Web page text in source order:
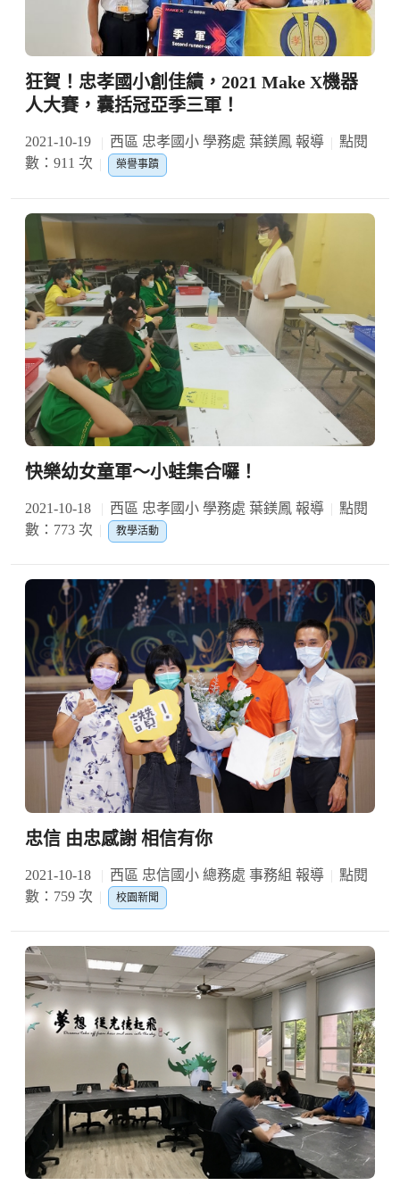
狂賀！忠孝國小創佳績，2021 Make X機器
人大賽，囊括冠亞季三軍！
2021-10-19 西區 忠孝國小 學務處 葉鎂鳳 報導
點閱
數：911 次
榮譽事蹟
快樂幼女童軍～小蛙集合囉！
2021-10-18 西區 忠孝國小 學務處 葉鎂鳳 報導
點閱
數：773 次
教學活動
忠信 由忠感謝 相信有你
2021-10-18 西區 忠信國小 總務處 事務組 報導
點閱
數：759 次
校園新聞